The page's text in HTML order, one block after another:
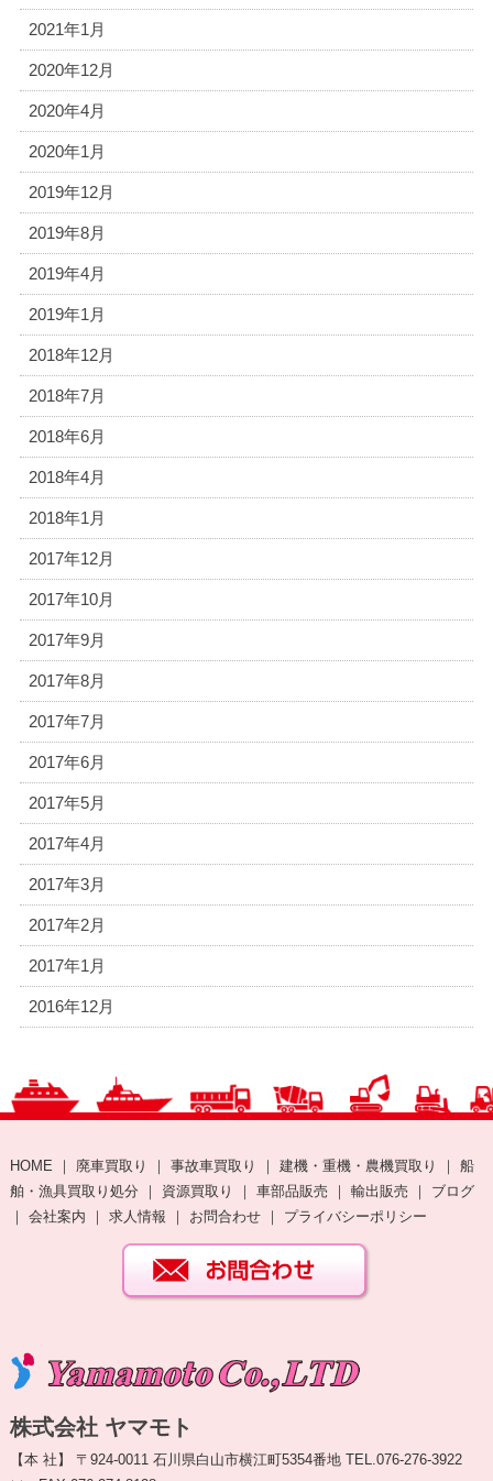
2021年1月
2020年12月
2020年4月
2020年1月
2019年12月
2019年8月
2019年4月
2019年1月
2018年12月
2018年7月
2018年6月
2018年4月
2018年1月
2017年12月
2017年10月
2017年9月
2017年8月
2017年7月
2017年6月
2017年5月
2017年4月
2017年3月
2017年2月
2017年1月
2016年12月
HOME ｜ 廃車買取り ｜ 事故車買取り ｜ 建機・重機・農機買取り ｜ 船
舶・漁具買取り処分 ｜ 資源買取り ｜ 車部品販売 ｜ 輸出販売 ｜ ブログ
｜ 会社案内 ｜ 求人情報 ｜ お問合わせ｜ プライバシーポリシー
株式会社 ヤマモト
【本 社】 〒924-0011 石川県白山市横江町5354番地 TEL.076-276-3922